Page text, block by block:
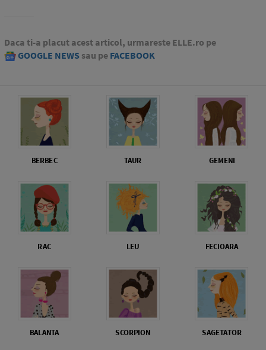
Daca ti-a placut acest articol, urmareste ELLE.ro pe
GOOGLE NEWS sau pe FACEBOOK
BERBEC TAUR GEMENI
RAC LEU FECIOARA
BALANTA SCORPION SAGETATOR